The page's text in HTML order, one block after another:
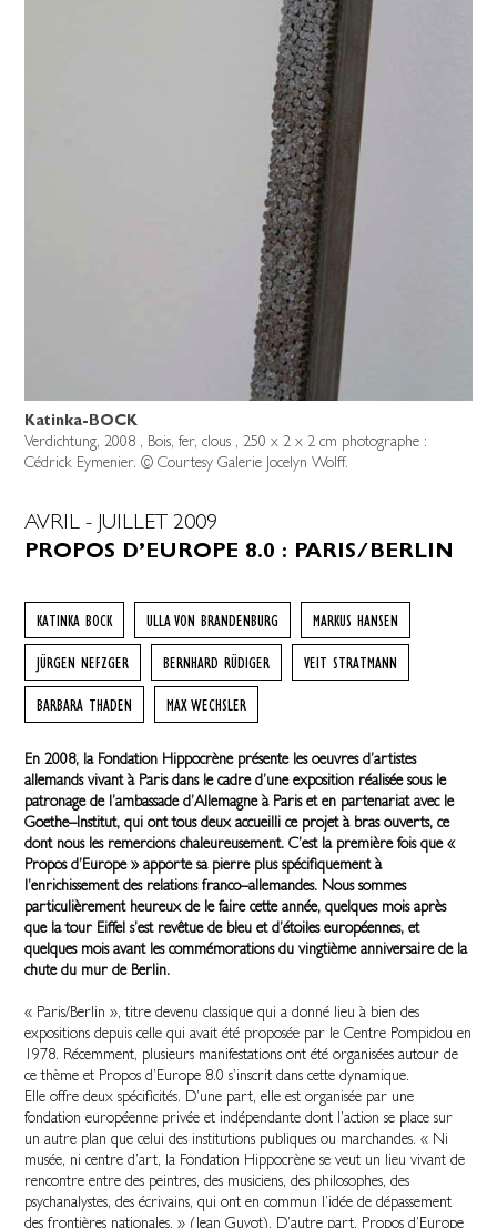
Katinka-BOCK
Verdichtung, 2008 , Bois, fer, clous , 250 x 2 x 2 cm photographe :
Cédrick Eymenier. © Courtesy Galerie Jocelyn Wolff.
AVRIL - JUILLET 2009
PROPOS D’EUROPE 8.0 : PARIS/BERLIN
KATINKA BOCK ULLA VON BRANDENBURG MARKUS HANSEN
JÜRGEN NEFZGER BERNHARD RÜDIGER VEIT STRATMANN
BARBARA THADEN MAX WECHSLER
En 2008, la Fondation Hippocrène présente les oeuvres d’artistes
allemands vivant à Paris dans le cadre d’une exposition réalisée sous le
patronage de l’ambassade d’Allemagne à Paris et en partenariat avec le
Goethe–Institut, qui ont tous deux accueilli ce projet à bras ouverts, ce
dont nous les remercions chaleureusement. C’est la première fois que «
Propos d’Europe » apporte sa pierre plus spécifiquement à
l’enrichissement des relations franco–allemandes. Nous sommes
particulièrement heureux de le faire cette année, quelques mois après
que la tour Eiffel s’est revêtue de bleu et d’étoiles européennes, et
quelques mois avant les commémorations du vingtième anniversaire de la
chute du mur de Berlin.
« Paris/Berlin », titre devenu classique qui a donné lieu à bien des
expositions depuis celle qui avait été proposée par le Centre Pompidou en
1978. Récemment, plusieurs manifestations ont été organisées autour de
ce thème et Propos d’Europe 8.0 s’inscrit dans cette dynamique.
Elle offre deux spécificités. D’une part, elle est organisée par une
fondation européenne privée et indépendante dont l’action se place sur
un autre plan que celui des institutions publiques ou marchandes. « Ni
musée, ni centre d’art, la Fondation Hippocrène se veut un lieu vivant de
rencontre entre des peintres, des musiciens, des philosophes, des
psychanalystes, des écrivains, qui ont en commun l’idée de dépassement
des frontières nationales. » (Jean Guyot). D’autre part, Propos d’Europe